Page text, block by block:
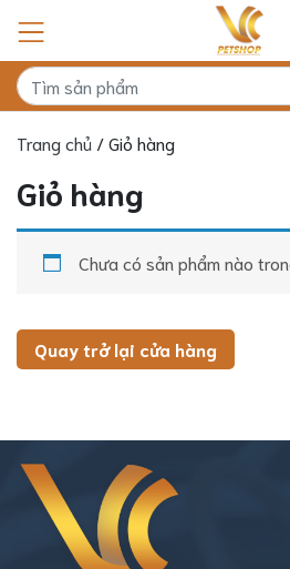
Trang chủ / Giỏ hàng
Giỏ hàng
Chưa có sản phẩm nào
Quay trở lại cửa hàng